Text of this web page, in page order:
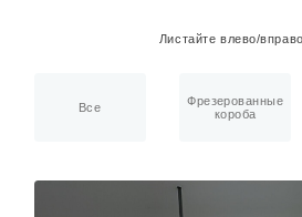
О КОМПАНИИЛистайте влево/вправо
Все
Фрезерованные
короба